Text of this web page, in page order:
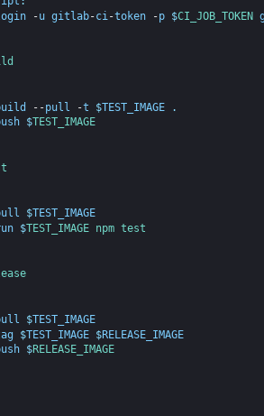
-u gitlab-ci-token -p $CI_JOB_TOKEN
--pull -t $TEST_IMAGE
.
$TEST_IMAGE
$TEST_IMAGE
$TEST_IMAGE npm test
$TEST_IMAGE
$TEST_IMAGE $RELEASE_IMAGE
$RELEASE_IMAGE